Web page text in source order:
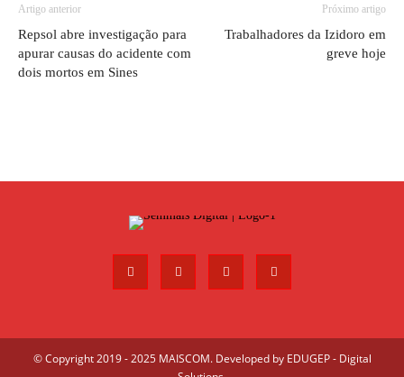
Artigo anterior
Repsol abre investigação para
apurar causas do acidente com
dois mortos em Sines
Próximo artigo
Trabalhadores da Izidoro em
greve hoje
© Copyright 2019 - 2025 MAISCOM. Developed by EDUGEP - Digital